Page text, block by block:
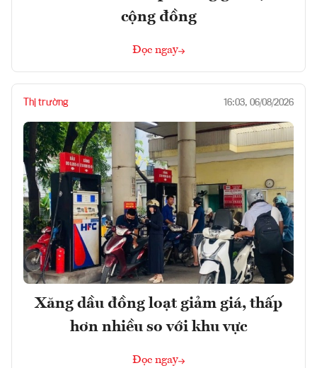
cộng đồng
Đọc ngay
Thị trường 16:03, 06/08/2026
Xăng dầu đồng loạt giảm giá, thấp
hơn nhiều so với khu vực
Đọc ngay